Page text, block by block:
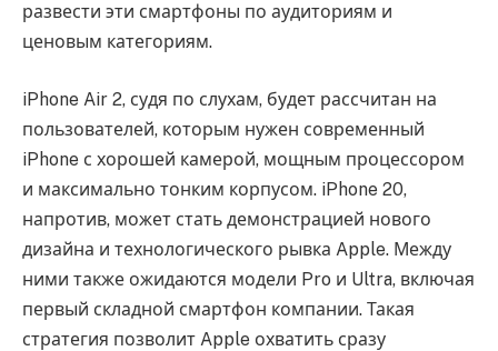
развести эти смартфоны по аудиториям и
ценовым категориям.
iPhone Air 2, судя по слухам, будет рассчитан на
пользователей, которым нужен современный
iPhone с хорошей камерой, мощным процессором
и максимально тонким корпусом. iPhone 20,
напротив, может стать демонстрацией нового
дизайна и технологического рывка Apple. Между
ними также ожидаются модели Pro и Ultra, включая
первый складной смартфон компании. Такая
стратегия позволит Apple охватить сразу